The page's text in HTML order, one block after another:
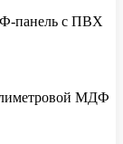
панель с ПВХ
МДФ